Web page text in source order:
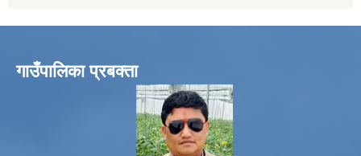
गाउँपालिका प्रबक्ता